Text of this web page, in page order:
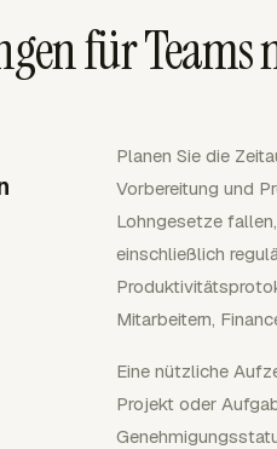
für Teams
Planen Sie die
Vorbereitung und
Lohngesetze
einschließlich
Mitarbeitern,
Eine nützliche
Projekt oder